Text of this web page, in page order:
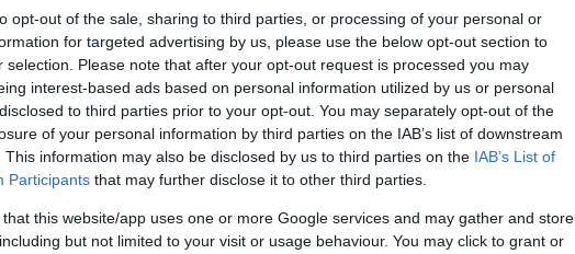
opt-out of the sale, sharing to third parties, or processing of your personal or
for targeted advertising by us, please use the below opt-out section to
selection. Please note that after your opt-out request is processed you may
interest-based ads based on personal information utilized by us or personal
to third parties prior to your opt-out. You may separately opt-out of the
of your personal information by third parties on the IAB’s list of downstream
This information may also be disclosed by us to third parties on the IAB’s List of
Participants that may further disclose it to other third parties.
that this website/app uses one or more Google services and may gather and store
but not limited to your visit or usage behaviour. You may click to grant or